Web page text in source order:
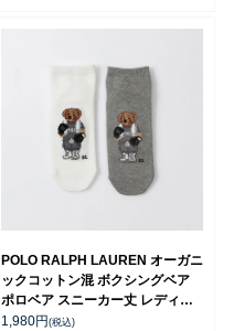
POLO RALPH LAUREN オーガニ
ックコットン混 ボクシングベア
ポロベア スニーカー丈 レディー
ス ソックス 03207818
1,980円(税込)